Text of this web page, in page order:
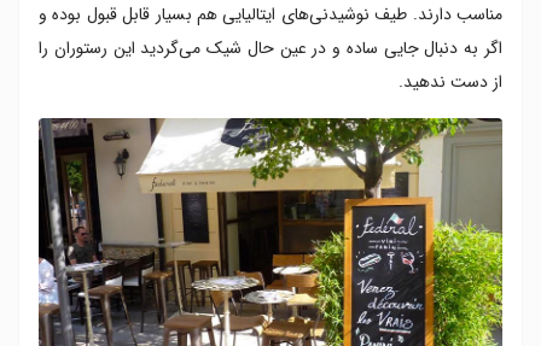
مناسب دارند. طیف نوشیدنی‌های ایتالیایی هم بسیار قابل قبول بوده و
اگر به دنبال جایی ساده و در عین حال شیک می‌گردید این رستوران را
از دست ندهید.